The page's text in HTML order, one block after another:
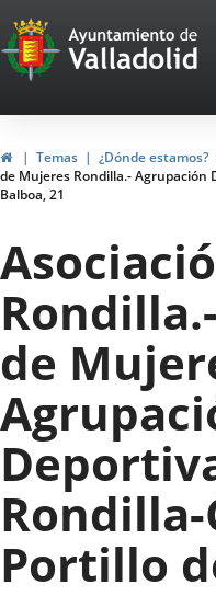
Portal
Web
del
de
Valladolid
InicioTemas ¿Dónde estamos?
de Mujeres Rondilla.- Agrupación
Balboa, 21
de
Portillo